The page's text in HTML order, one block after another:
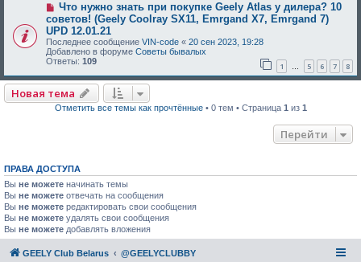
Что нужно знать при покупке Geely Atlas у дилера? 10
советов! (Geely Coolray SX11, Emrgand X7, Emrgand 7)
UPD 12.01.21
Последнее сообщение VIN-code « 20 сен 2023, 19:28
Добавлено в форуме Советы бывалых
Ответы: 109 1 … 5 6 7 8
Новая тема
Отметить все темы как прочтённые• 0 тем • Страница 1 из 1
Перейти
ПРАВА ДОСТУПА
Вы не можете начинать темы
Вы не можете отвечать на сообщения
Вы не можете редактировать свои сообщения
Вы не можете удалять свои сообщения
Вы не можете добавлять вложения
GEELY Club Belarus @GEELYCLUBBY